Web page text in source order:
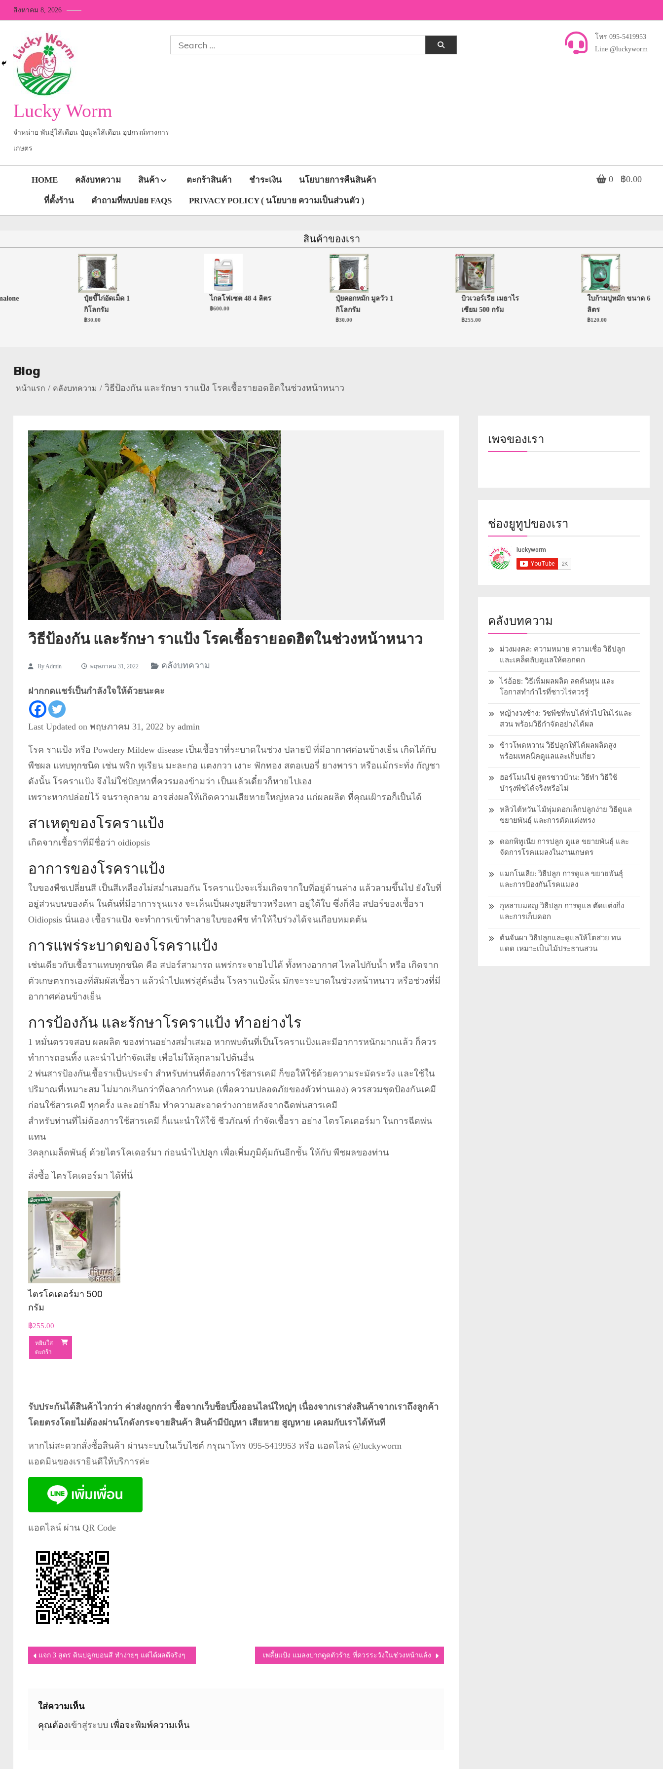
Skip
to
สิงหาคม 8, 2026
Lucky Worm
จำหน่าย พันธุ์ไส้เดือน ปุ๋ยมูลไส้เดือน อุปกรณ์ทางการ
เกษตร
Search
โทร 095-5419953
Line @luckyworm
HOME คลังบทความ สินค้า ตะกร้าสินค้า ชำระเงิน นโยบายการคืนสินค้า
ที่ตั้งร้าน คำถามที่พบบ่อย FAQS PRIVACY POLICY ( นโยบาย ความเป็นส่วนตัว )
0 ฿0.00
สินค้าของเรา
ปุ๋ยขี้ไก่อัดเม็ด 1
กิโลกรัม
30.00
ไกลโฟเซต 48 4 ลิตร
600.00
ปุ๋ยคอกหมัก มูลวัว 1
กิโลกรัม
30.00
บิวเวอร์เรีย เมธาไร
เซียม 500 กรัม
255.00
ใบก้ามปูหมัก ขนาด 6
ลิตร
120.00
Blog
หน้าแรก คลังบทความ วิธีป้องกัน และรักษา ราแป้ง โรคเชื้อรายอดฮิตในช่วงหน้าหนาว
วิธีป้องกัน และรักษา ราแป้ง โรคเชื้อรายอดฮิตในช่วงหน้าหนาว
ByAdmin พฤษภาคม 31, 2022 คลังบทความ
ฝากกดแชร์เป็นกำลังใจให้ด้วยนะคะ
Last Updated on พฤษภาคม 31, 2022 by admin
โรค ราแป้ง หรือ Powdery Mildew disease เป็นเชื้อราที่ระบาดในช่วง ปลายปี ที่มีอากาศค่อนข้างเย็น เกิดได้กับ
พืชผล แทบทุกชนิด เช่น พริก ทุเรียน มะละกอ แตงกวา เงาะ ฟักทอง สตอเบอรี่ ยางพารา หรือแม้กระทั่ง กัญชา
ดังนั้น โรคราแป้ง จึงไม่ใช่ปัญหาที่ควรมองข้ามว่า เป็นแล้วเดี๋ยวก็หายไปเอง
เพราะหากปล่อยไว้ จนราลุกลาม อาจส่งผลให้เกิดความเสียหายใหญ่หลวง แก่ผลผลิต ที่คุณเฝ้ารอก็เป็นได้
สาเหตุของโรคราแป้ง
เกิดจากเชื้อราที่มีชื่อว่า oidiopsis
อาการของโรคราแป้ง
ใบของพืชเปลี่ยนสี เป็นสีเหลืองไม่สม่ำเสมอกัน โรคราแป้งจะเริ่มเกิดจากใบที่อยู่ด้านล่าง แล้วลามขึ้นไป ยังใบที่
อยู่ส่วนบนของต้น ในต้นที่มีอาการรุนแรง จะเห็นเป็นผงขุยสีขาวหรือเทา อยู่ใต้ใบ ซึ่งก็คือ สปอร์ของเชื้อรา
Oidiopsis นั่นเอง เชื้อราแป้ง จะทำการเข้าทำลายใบของพืช ทำให้ใบร่วงได้จนเกือบหมดต้น
การแพร่ระบาดของโรคราแป้ง
เช่นเดียวกับเชื้อราแทบทุกชนิด คือ สปอร์สามารถ แพร่กระจายไปได้ ทั้งทางอากาศ ไหลไปกับน้ำ หรือ เกิดจาก
ตัวเกษตรกรเองที่สัมผัสเชื้อรา แล้วนำไปแพร่สู่ต้นอื่น โรคราแป้งนั้น มักจะระบาดในช่วงหน้าหนาว หรือช่วงที่มี
อากาศค่อนข้างเย็น
การป้องกัน และรักษาโรคราแป้ง ทำอย่างไร
1 หมั่นตรวจสอบ ผลผลิต ของท่านอย่างสม่ำเสมอ หากพบต้นที่เป็นโรคราแป้งและมีอาการหนักมากแล้ว ก็ควร
ทำการถอนทิ้ง และนำไปกำจัดเสีย เพื่อไม่ให้ลุกลามไปต้นอื่น
2 พ่นสารป้องกันเชื้อราเป็นประจำ สำหรับท่านที่ต้องการใช้สารเคมี ก็ขอให้ใช้ด้วยความระมัดระวัง และใช้ใน
ปริมาณที่เหมาะสม ไม่มากเกินกว่าที่ฉลากกำหนด (เพื่อความปลอดภัยของตัวท่านเอง) ควรสวมชุดป้องกันเคมี
ก่อนใช้สารเคมี ทุกครั้ง และอย่าลืม ทำความสะอาดร่างกายหลังจากฉีดพ่นสารเคมี
สำหรับท่านที่ไม่ต้องการใช้สารเคมี ก็แนะนำให้ใช้ ชีวภัณฑ์ กำจัดเชื้อรา อย่าง ไตรโคเดอร์มา ในการฉีดพ่น
แทน
3คลุกเมล็ดพันธุ์ ด้วยไตรโคเดอร์มา ก่อนนำไปปลูก เพื่อเพิ่มภูมิคุ้มกันอีกชั้น ให้กับ พืชผลของท่าน
สั่งซื้อ ไตรโคเดอร์มา ได้ที่นี่
ไตรโคเดอร์มา 500
กรัม
฿255.00
หยิบใส่
ตะกร้า
รับประกันได้สินค้าไวกว่า ค่าส่งถูกกว่า ซื้อจากเว็บช็อปปิ้งออนไลน์ใหญ่ๆ เนื่องจากเราส่งสินค้าจากเราถึงลูกค้า
โดยตรงโดยไม่ต้องผ่านโกดังกระจายสินค้า สินค้ามีปัญหา เสียหาย สูญหาย เคลมกับเราได้ทันที
หากไม่สะดวกสั่งซื้อสินค้า ผ่านระบบในเว็บไซต์ กรุณาโทร 095-5419953 หรือ แอดไลน์ @luckyworm
แอดมินของเรายินดีให้บริการค่ะ
แอดไลน์ ผ่าน QR Code
แนะแนว
แจก 3 สูตร ดินปลูกบอนสี ทำง่ายๆ แต่ได้ผลดีจริงๆ เพลี้ยแป้ง แมลงปากดูดตัวร้าย ที่ควรระวังในช่วงหน้าแล้ง
ใส่ความเห็น
คุณต้องเข้าสู่ระบบ เพื่อจะพิมพ์ความเห็น
เพจของเรา
ช่องยูทูปของเรา
คลังบทความ
ม่วงมงคล: ความหมาย ความเชื่อ วิธีปลูก
และเคล็ดลับดูแลให้ดอกดก
ไร่อ้อย: วิธีเพิ่มผลผลิต ลดต้นทุน และ
โอกาสทำกำไรที่ชาวไร่ควรรู้
หญ้างวงช้าง: วัชพืชที่พบได้ทั่วไปในไร่และ
สวน พร้อมวิธีกำจัดอย่างได้ผล
ข้าวโพดหวาน วิธีปลูกให้ได้ผลผลิตสูง
พร้อมเทคนิคดูแลและเก็บเกี่ยว
ฮอร์โมนไข่ สูตรชาวบ้าน: วิธีทำ วิธีใช้
บำรุงพืชได้จริงหรือไม่
หลิวไต้หวัน ไม้พุ่มดอกเล็กปลูกง่าย วิธีดูแล
ขยายพันธุ์ และการตัดแต่งทรง
ดอกพิทูเนีย การปลูก ดูแล ขยายพันธุ์ และ
จัดการโรคแมลงในงานเกษตร
แมกโนเลีย: วิธีปลูก การดูแล ขยายพันธุ์
และการป้องกันโรคแมลง
กุหลาบมอญ วิธีปลูก การดูแล ตัดแต่งกิ่ง
และการเก็บดอก
ต้นจันผา วิธีปลูกและดูแลให้โตสวย ทน
แดด เหมาะเป็นไม้ประธานสวน